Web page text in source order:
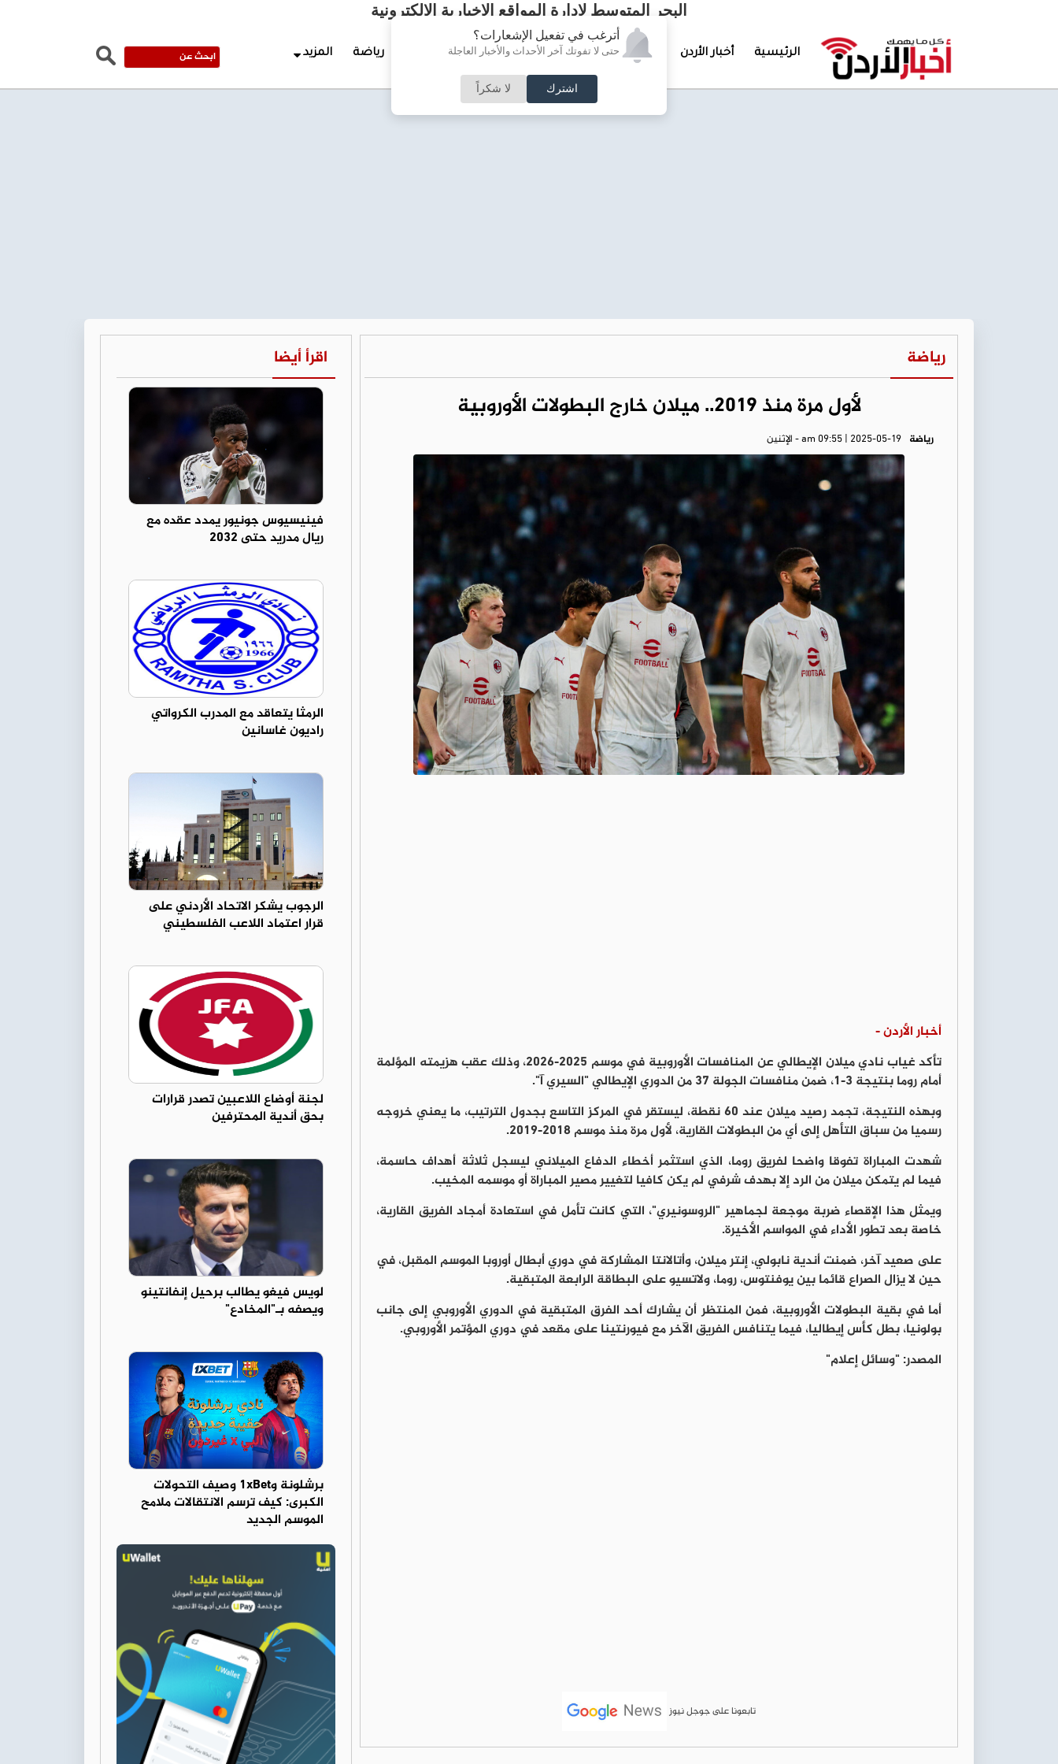
أترغب في تفعيل الإشعارات؟
حتى لا تفوتك آخر الأحداث والأخبار العاجلة
اشترك لا شكراً
البحر المتوسط لإدارة المواقع الإخبارية الالكترونية
الرئيسية أخبار الأردن تغطيات خاصة لقاء الأسبوع جرائم وحوادث رياضة المزيد
رياضة
لأول مرة منذ 2019.. ميلان خارج البطولات الأوروبية
رياضة am 09:55 | 2025-05-19 - الإثنين
أخبار الأردن -
تأكد غياب نادي ميلان الإيطالي عن المنافسات الأوروبية في موسم 2025-2026، وذلك عقب هزيمته المؤلمة
أمام روما بنتيجة 3-1، ضمن منافسات الجولة 37 من الدوري الإيطالي "السيري آ".
وبهذه النتيجة، تجمد رصيد ميلان عند 60 نقطة، ليستقر في المركز التاسع بجدول الترتيب، ما يعني خروجه
رسميا من سباق التأهل إلى أي من البطولات القارية، لأول مرة منذ موسم 2018-2019.
شهدت المباراة تفوقا واضحا لفريق روما، الذي استثمر أخطاء الدفاع الميلاني ليسجل ثلاثة أهداف حاسمة،
فيما لم يتمكن ميلان من الرد إلا بهدف شرفي لم يكن كافيا لتغيير مصير المباراة أو موسمه المخيب.
ويمثل هذا الإقصاء ضربة موجعة لجماهير "الروسونيري"، التي كانت تأمل في استعادة أمجاد الفريق القارية،
خاصة بعد تطور الأداء في المواسم الأخيرة.
على صعيد آخر، ضمنت أندية نابولي، إنتر ميلان، وأتالانتا المشاركة في دوري أبطال أوروبا الموسم المقبل، في
حين لا يزال الصراع قائما بين يوفنتوس، روما، ولاتسيو على البطاقة الرابعة المتبقية.
أما في بقية البطولات الأوروبية، فمن المنتظر أن يشارك أحد الفرق المتبقية في الدوري الأوروبي إلى جانب
بولونيا، بطل كأس إيطاليا، فيما يتنافس الفريق الآخر مع فيورنتينا على مقعد في دوري المؤتمر الأوروبي.
المصدر: "وسائل إعلام"
تابعونا على جوجل نيوز
اقرأ أيضا
فينيسيوس جونيور يمدد عقده مع
ريال مدريد حتى 2032
الرمثا يتعاقد مع المدرب الكرواتي
راديون غاسانين
الرجوب يشكر الاتحاد الأردني على
قرار اعتماد اللاعب الفلسطيني
لجنة أوضاع اللاعبين تصدر قرارات
بحق أندية المحترفين
لويس فيغو يطالب برحيل إنفانتينو
ويصفه بـ"المخادع"
برشلونة و1xBet وصيف التحولات
الكبرى: كيف ترسم الانتقالات ملامح
الموسم الجديد